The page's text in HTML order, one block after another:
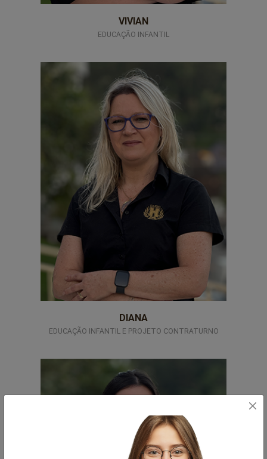
Professores-6
VIVIAN
EDUCAÇÃO INFANTIL
professores-7
DIANA
EDUCAÇÃO INFANTIL E PROJETO CONTRATURNO